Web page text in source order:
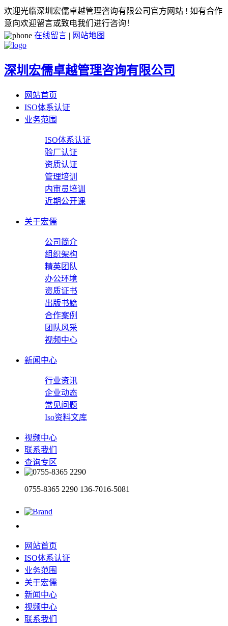
欢迎光临深圳宏儒卓越管理咨询有限公司官方网站 ! 如有合作
意向欢迎留言或致电我们进行咨询！
在线留言 | 网站地图
深圳宏儒卓越管理咨询有限公司
网站首页
ISO体系认证
业务范围
ISO体系认证
验厂认证
资质认证
管理培训
内审员培训
近期公开课
关于宏儒
公司简介
组织架构
精英团队
办公环境
资质证书
出版书籍
合作案例
团队风采
视频中心
新闻中心
行业资讯
企业动态
常见问题
Iso资料文库
视频中心
联系我们
查询专区
0755-8365 2290 136-7016-5081
网站首页
ISO体系认证
业务范围
关于宏儒
新闻中心
视频中心
联系我们